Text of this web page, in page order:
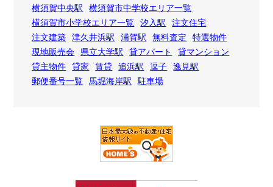
横須賀中央駅
横須賀市中学校エリア一覧
横須賀市小学校エリア一覧
汐入駅
注文住宅
注文建築
津久井浜駅 浦賀駅 無料査定
特選物件
現地販売会
県立大学駅 貸アパート
貸マンション
貸主物件
貸家 賃貸 追浜駅 逗子
逸見駅
郵便番号一覧
馬堀海岸駅 駐車場